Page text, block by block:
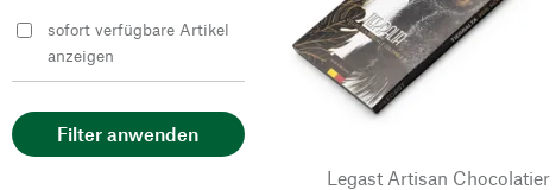
Ardau Weinimport
Barbero Cioccolato
sofort verfügbare Artikel
anzeigen
Filter anwenden
Legast Artisan Chocolatier